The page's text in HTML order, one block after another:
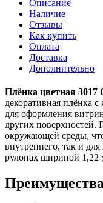
Описание
Наличие
Отзывы
Как купить
Оплата
Доставка
Дополнительно
Плёнка цветная 3017
декоративная плёнка
для оформления
других поверхностей.
окружающей среды,
внутреннего, так и
рулонах шириной 1,22